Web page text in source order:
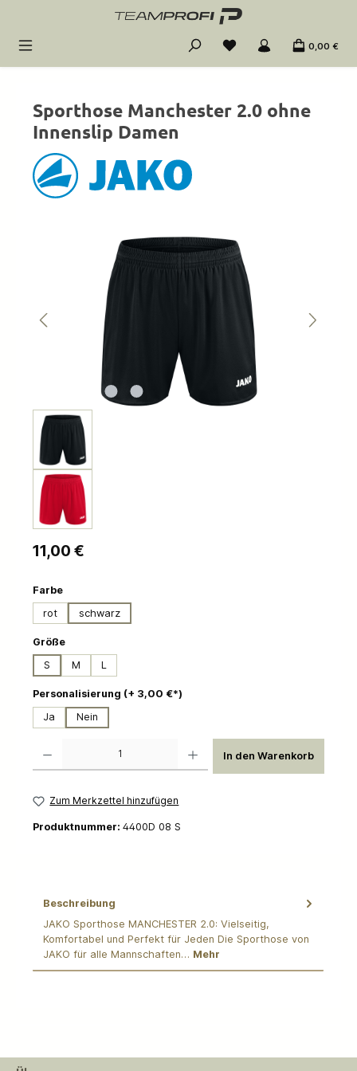
Zum Hauptinhalt springen
0,00 €
Sporthose Manchester 2.0 ohne
Innenslip Damen
Bildergalerie überspringen
Regulärer Preis:
11,00 €
Farbeauswählen
rot
schwarz
Größeauswählen
S
M L
Personalisierung (+ 3,00 €*)
Ja
Nein
In den Warenkorb
Zum Merkzettel hinzufügen
Produktnummer: 4400D 08 S
Beschreibung
JAKO Sporthose MANCHESTER 2.0: Vielseitig,
Komfortabel und Perfekt für Jeden Die Sporthose von
JAKO für alle Mannschaften… Mehr